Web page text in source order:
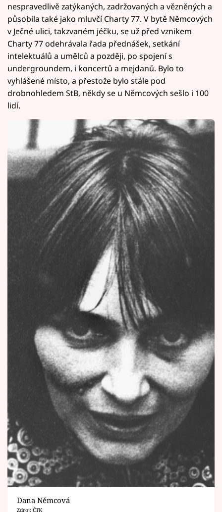
nespravedlivě zatýkaných, zadržovaných a vězněných a
působila také jako mluvčí Charty 77. V bytě Němcových
v Ječné ulici, takzvaném jéčku, se už před vznikem
Charty 77 odehrávala řada přednášek, setkání
intelektuálů a umělců a později, po spojení s
undergroundem, i koncertů a mejdanů. Bylo to
vyhlášené místo, a přestože bylo stále pod
drobnohledem StB, někdy se u Němcových sešlo i 100
lidí.
Dana Němcová
Zdroj: ČTK